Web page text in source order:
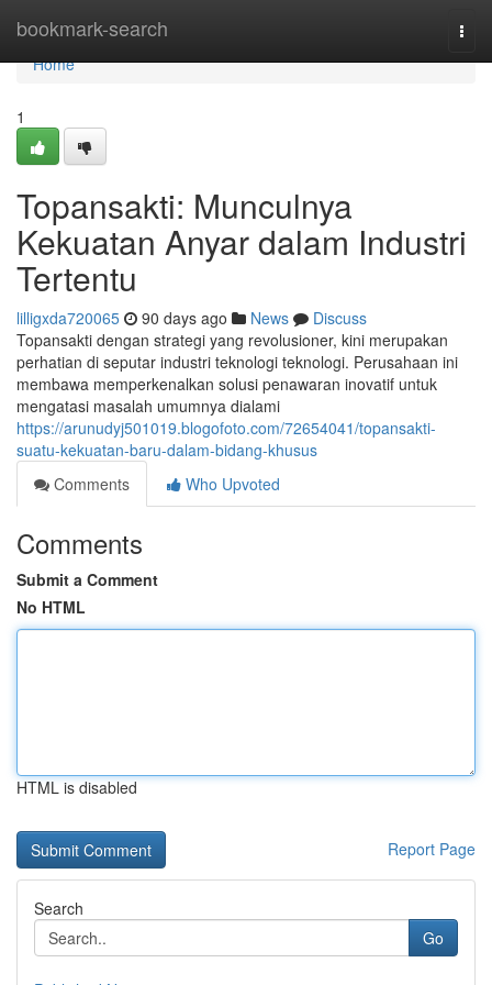
bookmark-search
Home
Home
1
Topansakti: Munculnya
Kekuatan Anyar dalam Industri
Tertentu
lilligxda720065 90 days ago News
Discuss
Topansakti dengan strategi yang revolusioner, kini merupakan
perhatian di seputar industri teknologi teknologi. Perusahaan ini
membawa memperkenalkan solusi penawaran inovatif untuk
mengatasi masalah umumnya dialami
https://arunudyj501019.blogofoto.com/72654041/topansakti-
suatu-kekuatan-baru-dalam-bidang-khusus
Comments
Who Upvoted
Comments
Submit a Comment
No HTML
HTML is disabled
Report Page
Search
Go